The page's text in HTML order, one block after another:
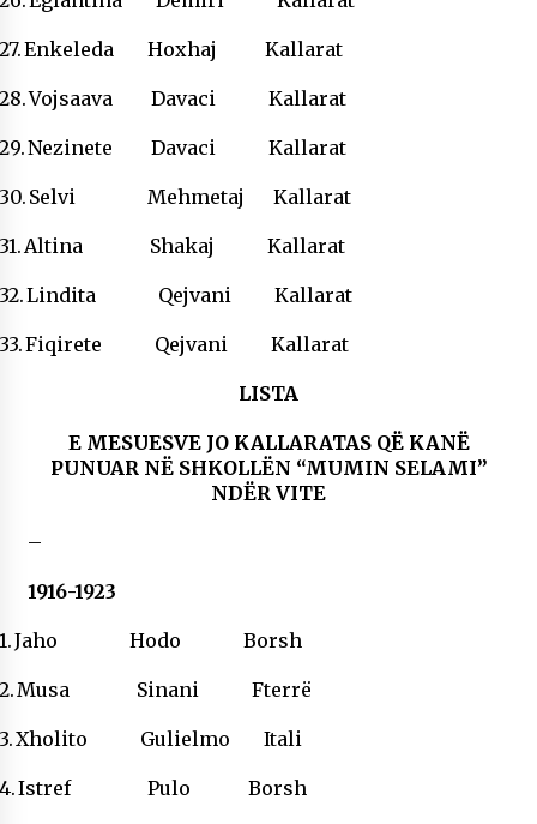
Enkeleda Hoxhaj Kallarat
Vojsaava Davaci Kallarat
Nezinete Davaci Kallarat
Selvi Mehmetaj Kallarat
Altina Shakaj Kallarat
Lindita Qejvani Kallarat
Fiqirete Qejvani Kallarat
LISTA
E MESUESVE JO KALLARATAS QË KANË
PUNUAR NË SHKOLLËN “MUMIN SELAMI”
NDËR VITE
–
1916-1923
Jaho Hodo Borsh
Musa Sinani Fterrë
Xholito Gulielmo Itali
Istref Pulo Borsh